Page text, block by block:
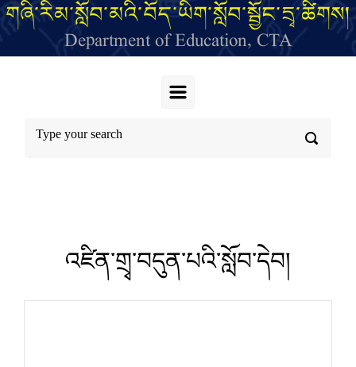
གཞི་རིམ་སློབ་མའི་བོད་ཡིག་སློབ་སྦྱོང་དྲྭ་ཚིགས།
Department of Education, CTA
འཛིན་གྲྭ་བདུན་པའི་སློབ་དེབ།